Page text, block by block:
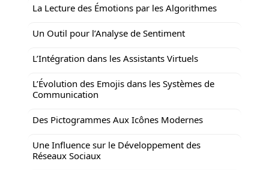
La Lecture des Émotions par les Algorithmes
Un Outil pour l’Analyse de Sentiment
L’Intégration dans les Assistants Virtuels
L’Évolution des Emojis dans les Systèmes de
Communication
Des Pictogrammes Aux Icônes Modernes
Une Influence sur le Développement des
Réseaux Sociaux